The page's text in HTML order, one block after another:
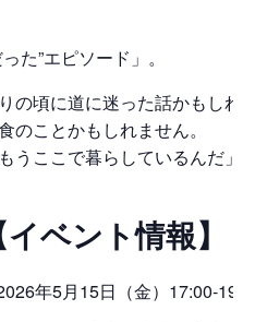
た”エピソード」。
の頃に道に迷った話かもしれ
のことかもしれません。
うここで暮らしているんだ」
イベント情報】
年5月15日（金）17:00-